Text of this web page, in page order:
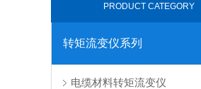
PRODUCT CATEGORY
转矩流变仪系列
电缆材料转矩流变仪